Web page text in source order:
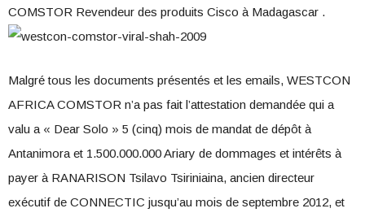
COMSTOR Revendeur des produits Cisco à Madagascar .
Malgré tous les documents présentés et les emails, WESTCON
AFRICA COMSTOR n’a pas fait l’attestation demandée qui a
valu a « Dear Solo » 5 (cinq) mois de mandat de dépôt à
Antanimora et 1.500.000.000 Ariary de dommages et intérêts à
payer à RANARISON Tsilavo Tsiriniaina, ancien directeur
exécutif de CONNECTIC jusqu’au mois de septembre 2012, et